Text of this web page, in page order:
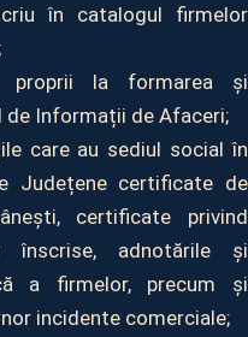
în catalogul firmelor
proprii la formarea și
de Informații de Afaceri;
care au sediul social în
Județene certificate de
certificate privind
înscrise, adnotările și
a firmelor, precum și
incidente comerciale;